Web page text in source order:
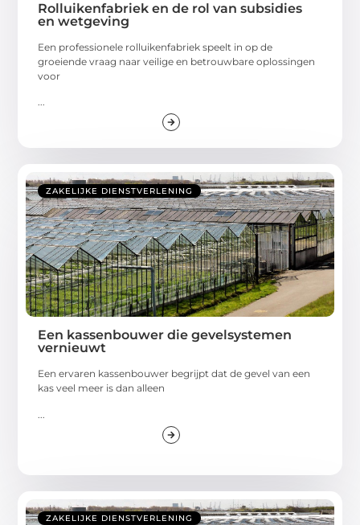
Rolluikenfabriek en de rol van subsidies
en wetgeving
Een professionele rolluikenfabriek speelt in op de
groeiende vraag naar veilige en betrouwbare oplossingen
voor
...
ZAKELIJKE DIENSTVERLENING
Een kassenbouwer die gevelsystemen
vernieuwt
Een ervaren kassenbouwer begrijpt dat de gevel van een
kas veel meer is dan alleen
ZAKELIJKE DIENSTVERLENING